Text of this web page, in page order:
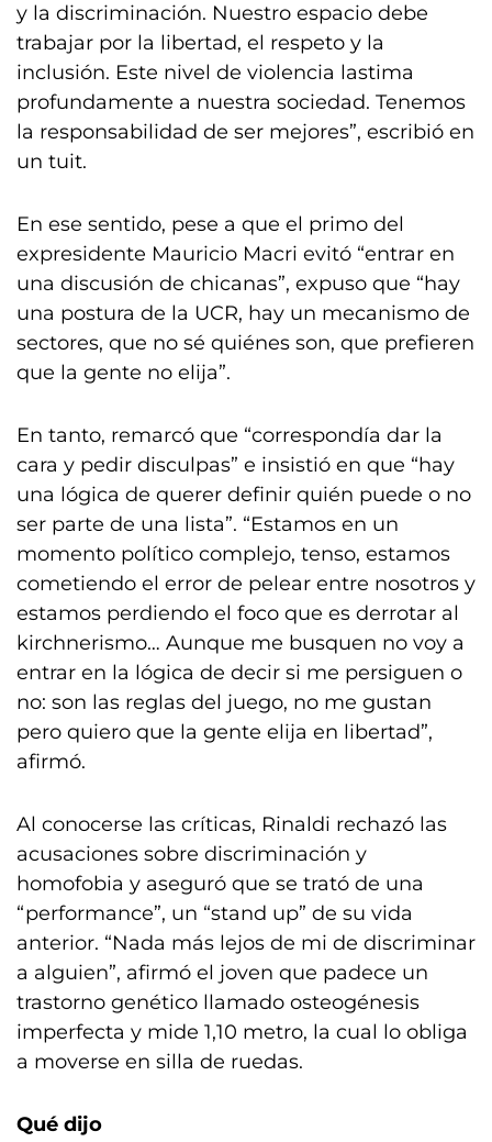
y la discriminación. Nuestro espacio debe
trabajar por la libertad, el respeto y la
inclusión. Este nivel de violencia lastima
profundamente a nuestra sociedad. Tenemos
la responsabilidad de ser mejores”, escribió en
un tuit.
En ese sentido, pese a que el primo del
expresidente Mauricio Macri evitó “entrar en
una discusión de chicanas”, expuso que “hay
una postura de la UCR, hay un mecanismo de
sectores, que no sé quiénes son, que prefieren
que la gente no elija”.
En tanto, remarcó que “correspondía dar la
cara y pedir disculpas” e insistió en que “hay
una lógica de querer definir quién puede o no
ser parte de una lista”. “Estamos en un
momento político complejo, tenso, estamos
cometiendo el error de pelear entre nosotros y
estamos perdiendo el foco que es derrotar al
kirchnerismo… Aunque me busquen no voy a
entrar en la lógica de decir si me persiguen o
no: son las reglas del juego, no me gustan
pero quiero que la gente elija en libertad”,
afirmó.
Al conocerse las críticas, Rinaldi rechazó las
acusaciones sobre discriminación y
homofobia y aseguró que se trató de una
“performance”, un “stand up” de su vida
anterior. “Nada más lejos de mi de discriminar
a alguien”, afirmó el joven que padece un
trastorno genético llamado osteogénesis
imperfecta y mide 1,10 metro, la cual lo obliga
a moverse en silla de ruedas.
Qué dijo